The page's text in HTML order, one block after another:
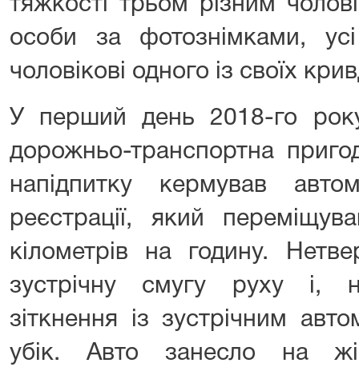
тяжкості трьом різним
особи за фотознімками,
чоловікові одного із своїх
У перший день 2018-го
дорожньо-транспортна
напідпитку кермував
реєстрації, який
кілометрів на годину.
зустрічну смугу руху і,
зіткнення із зустрічним
убік. Авто занесло на